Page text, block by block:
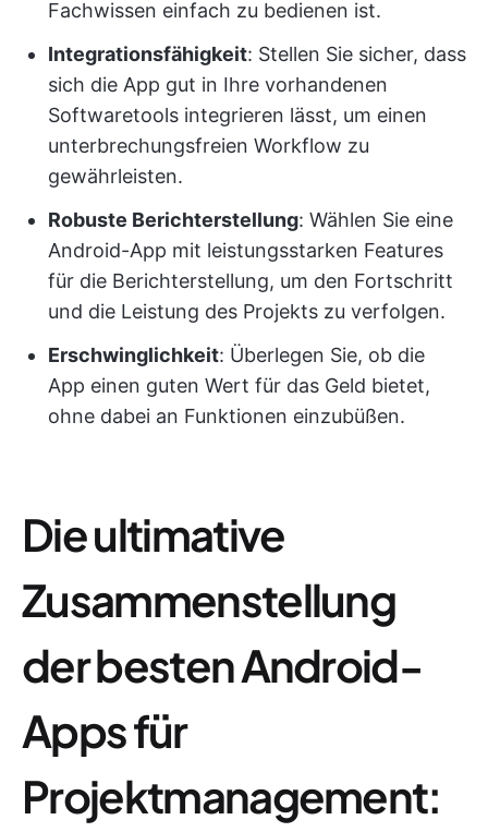
Fachwissen einfach zu bedienen ist.
Integrationsfähigkeit: Stellen Sie sicher, dass
sich die App gut in Ihre vorhandenen
Softwaretools integrieren lässt, um einen
unterbrechungsfreien Workflow zu
gewährleisten.
Robuste Berichterstellung: Wählen Sie eine
Android-App mit leistungsstarken Features
für die Berichterstellung, um den Fortschritt
und die Leistung des Projekts zu verfolgen.
Erschwinglichkeit: Überlegen Sie, ob die
App einen guten Wert für das Geld bietet,
ohne dabei an Funktionen einzubüßen.
Die ultimative
Zusammenstellung
der besten Android-
Apps für
Projektmanagement: